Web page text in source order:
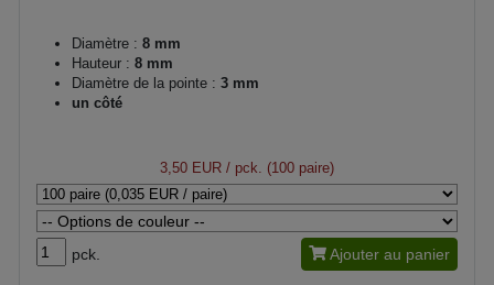
Diamètre : 8 mm
Hauteur : 8 mm
Diamètre de la pointe : 3 mm
un côté
3,50 EUR / pck. (100 paire)
pck. Ajouter au panier